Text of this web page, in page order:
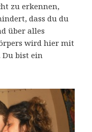
zu erkennen,
dass du du
über alles
wird hier mit
Du bist ein